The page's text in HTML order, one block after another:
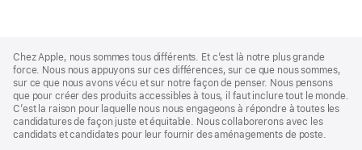
Footer
Chez Apple, nous sommes tous différents. Et c’est là notre plus grande
force. Nous nous appuyons sur ces différences, sur ce que nous sommes,
sur ce que nous avons vécu et sur notre façon de penser. Nous pensons
que pour créer des produits accessibles à tous, il faut inclure tout le monde.
C’est la raison pour laquelle nous nous engageons à répondre à toutes les
candidatures de façon juste et équitable. Nous collaborerons avec les
candidats et candidates pour leur fournir des aménagements de poste.